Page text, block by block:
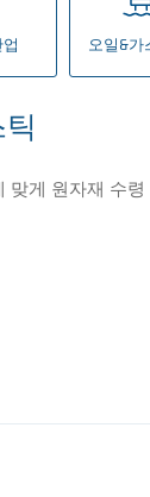
오일&가
게 원자재 수